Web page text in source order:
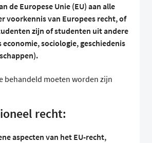
de Europese Unie (EU) aan alle
voorkennis van Europees recht, of
zijn of studenten uit andere
economie, sociologie, geschiedenis
behandeld moeten worden zijn
recht:
aspecten van het EU-recht,